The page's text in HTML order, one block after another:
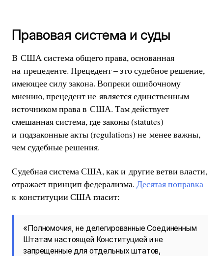
Правовая cистема и суды
В США система общего права, основанная
на прецеденте. Прецедент – это судебное решение,
имеющее силу закона. Вопреки ошибочному
мнению, прецедент не является единственным
источником права в США. Там действует
смешанная система, где законы (statutes)
и подзаконные акты (regulations) не менее важны,
чем судебные решения.
Судебная система США, как и другие ветви власти,
отражает принцип федерализма. Десятая поправка
к конституции США гласит:
«Полномочия, не делегированные Соединенным
Штатам настоящей Конституцией и не
запрещенные для отдельных штатов,